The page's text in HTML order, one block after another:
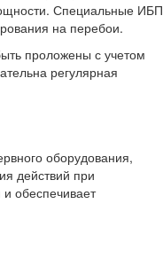
Специальные ИБП
на перебои.
проложены с учетом
регулярная
оборудования,
действий при
обеспечивает